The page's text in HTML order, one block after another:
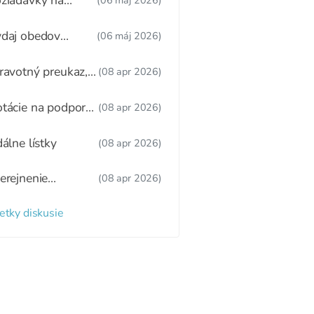
obedov
(06 máj 2026)
preukaz,
varenie
(08 apr 2026)
na podporu (08 apr 2026)
lístky (08 apr 2026)
detí a
detí
(08 apr 2026)
diskusie